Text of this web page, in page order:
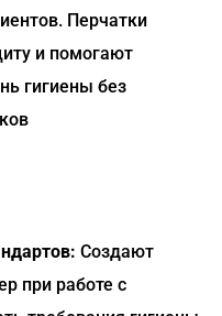
Перчатки
и помогают
гигиены без
Создают
при работе с